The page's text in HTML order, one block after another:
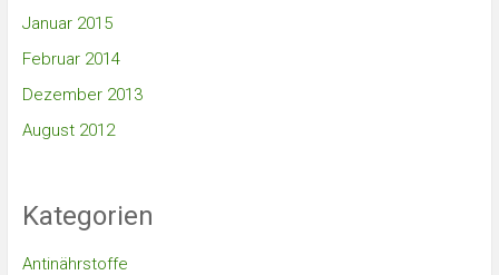
Januar 2015
Februar 2014
Dezember 2013
August 2012
Kategorien
Antinährstoffe